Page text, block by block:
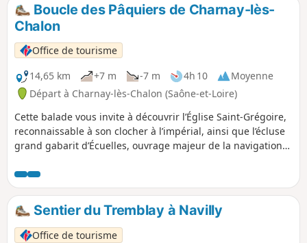
Boucle des Pâquiers de Charnay-lès-
Chalon
Office de tourisme
14,65 km
+7 m -7 m 4h 10
Moyenne
Départ à Charnay-lès-Chalon (Saône-et-Loire)
Cette balade vous invite à découvrir l’Église Saint-Grégoire,
reconnaissable à son clocher à l’impérial, ainsi que l’écluse
grand gabarit d’Écuelles, ouvrage majeur de la navigation
Val de Saône, refuge du courlis cendré.
Sentier du Tremblay à Navilly
Office de tourisme